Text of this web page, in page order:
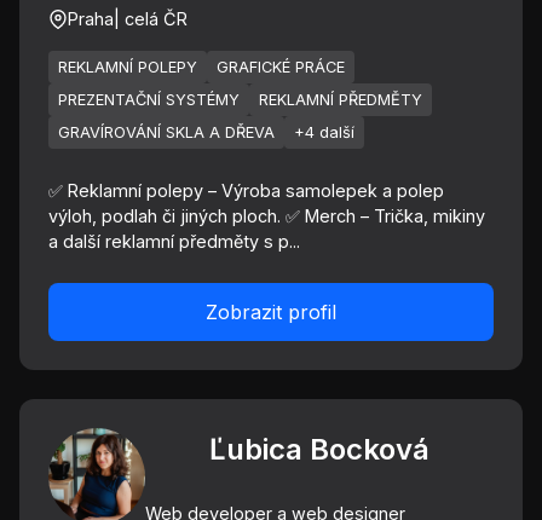
Praha | celá ČR
REKLAMNÍ POLEPY
GRAFICKÉ PRÁCE
PREZENTAČNÍ SYSTÉMY
REKLAMNÍ PŘEDMĚTY
GRAVÍROVÁNÍ SKLA A DŘEVA
+4 další
✅ Reklamní polepy – Výroba samolepek a polep
výloh, podlah či jiných ploch. ✅ Merch – Trička, mikiny
a další reklamní předměty s p...
Zobrazit profil
Ľubica Bocková
Web developer a web designer